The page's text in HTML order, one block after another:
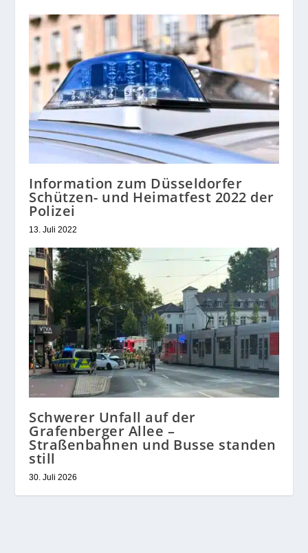
Information zum Düsseldorfer
Schützen- und Heimatfest 2022 der
Polizei
13. Juli 2022
Schwerer Unfall auf der
Grafenberger Allee –
Straßenbahnen und Busse standen
still
30. Juli 2026